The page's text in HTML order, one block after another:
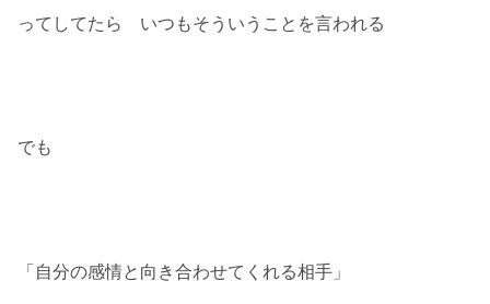
ってしてたら いつもそういうことを言われる
でも
「自分の感情と向き合わせてくれる相手」